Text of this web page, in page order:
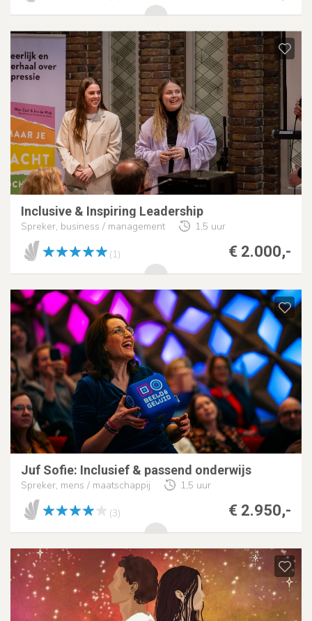
Inclusive & Inspiring Leadership
Spreker, business / management 1,5 uur
€ 2.000,-
(1)
Juf Sofie: Inclusief & passend onderwijs
Spreker, mens / maatschappij 1,5 uur
€ 2.950,-
(3)